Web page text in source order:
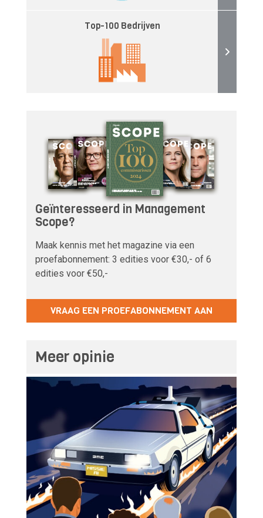
Top-100 Bedrijven
Geïnteresseerd in Management
Scope?
Maak kennis met het magazine via een
proefabonnement: 3 edities voor €30,- of 6
edities voor €50,-
VRAAG EEN PROEFABONNEMENT AAN
Meer opinie